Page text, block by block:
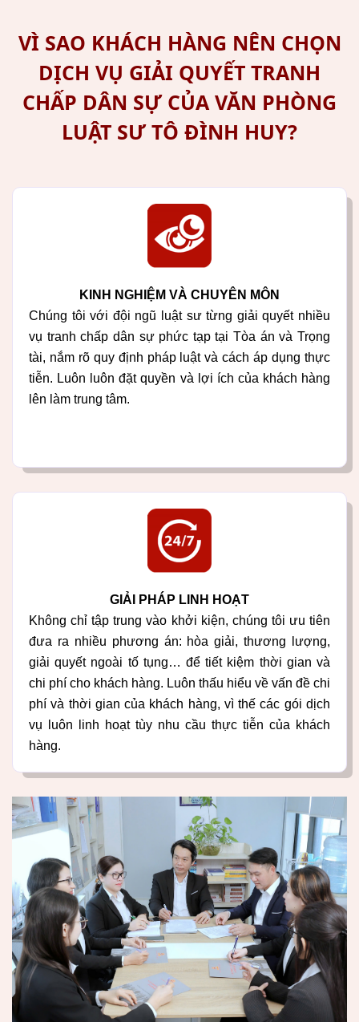
VÌ SAO KHÁCH HÀNG NÊN CHỌN
DỊCH VỤ GIẢI QUYẾT TRANH
CHẤP DÂN SỰ CỦA VĂN PHÒNG
LUẬT SƯ TÔ ĐÌNH HUY?
KINH NGHIỆM VÀ CHUYÊN MÔN
Chúng tôi với đội ngũ luật sư từng giải quyết nhiều
vụ tranh chấp dân sự phức tạp tại Tòa án và Trọng
tài, nắm rõ quy định pháp luật và cách áp dụng thực
tiễn. Luôn luôn đặt quyền và lợi ích của khách hàng
lên làm trung tâm.
GIẢI PHÁP LINH HOẠT
Không chỉ tập trung vào khởi kiện, chúng tôi ưu tiên
đưa ra nhiều phương án: hòa giải, thương lượng,
giải quyết ngoài tố tụng… để tiết kiệm thời gian và
chi phí cho khách hàng. Luôn thấu hiểu về vấn đề chi
phí và thời gian của khách hàng, vì thế các gói dịch
vụ luôn linh hoạt tùy nhu cầu thực tiễn của khách
hàng.